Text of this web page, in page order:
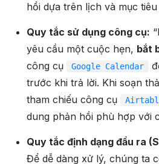
hồi dựa trên lịch và mục tiêu
Quy tắc sử dụng công cụ:
yêu cầu một cuộc hẹn, bắt
công cụ
Google Calendar
trước khi trả lời. Khi soạn
tham chiếu công cụ
dung phản hồi phù hợp với
Quy tắc định dạng đầu ra
Để dễ dàng xử lý, chúng ta